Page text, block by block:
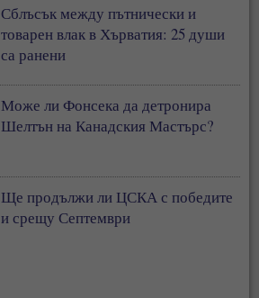
Сблъсък между пътнически и
товарен влак в Хърватия: 25 души
са ранени
Може ли Фонсека да детронира
Шелтън на Канадския Мастърс?
Ще продължи ли ЦСКА с победите
и срещу Септември